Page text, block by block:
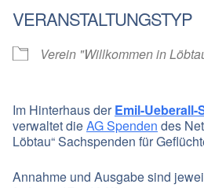
VERANSTALTUNGSTYP
Verein "Willkommen in
Im Hinterhaus derEmil-Ueberall-
verwaltet dieAG Spenden des
Löbtau“ Sachspenden für
Annahme und Ausgabe sind